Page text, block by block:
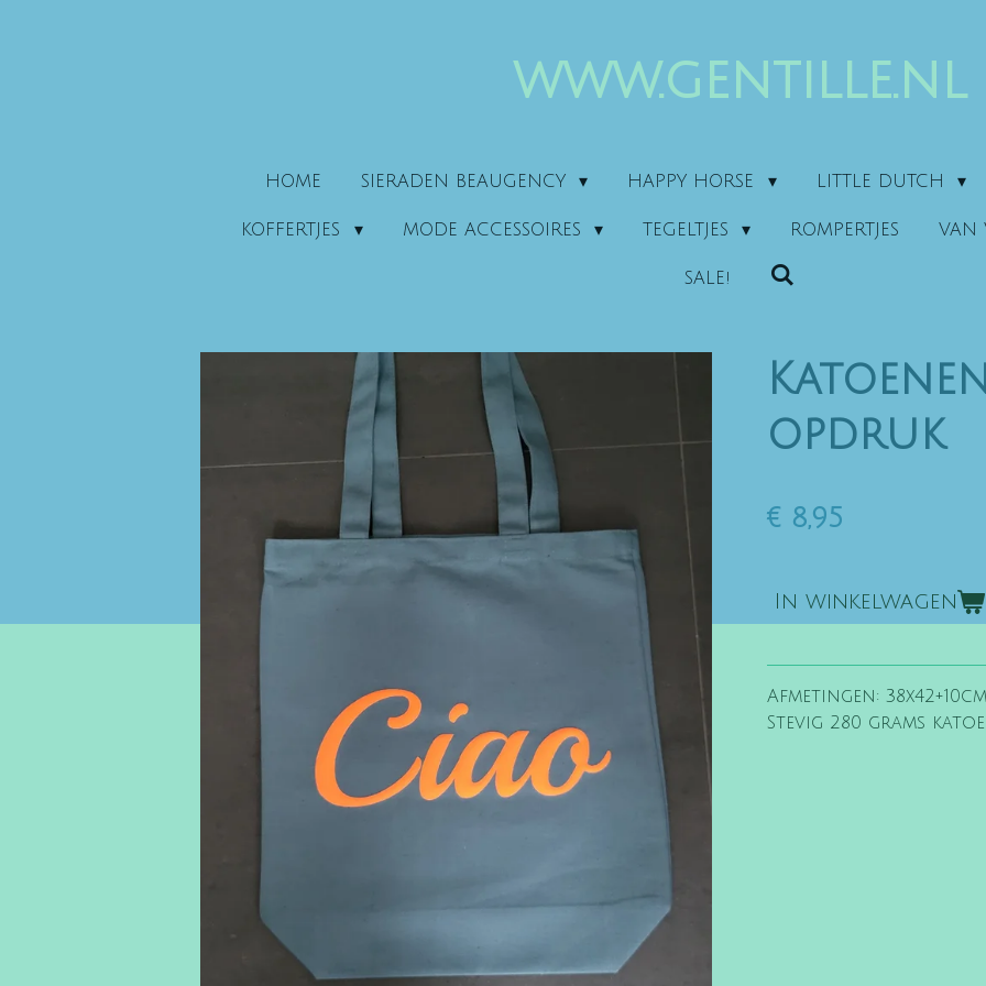
www.gentille.nl
HOME SIERADEN BEAUGENCY HAPPY HORSE LITTLE DUTCH
KOFFERTJES MODE ACCESSOIRES TEGELTJES ROMPERTJES VAN
SALE!
opdruk
€ 8,95
In winkelwagen
Afmetingen: 38x42+10cm
Stevig 280 grams